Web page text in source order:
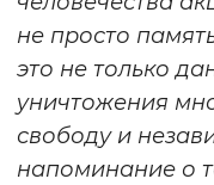
не просто
это не только
уничтожения
свободу и
напоминание о